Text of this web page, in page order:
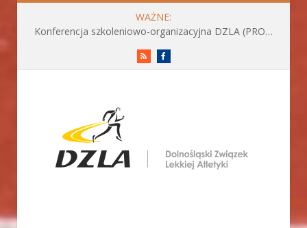
WAŻNE:
Konferencja szkoleniowo-organizacyjna DZLA (PROGRAM już do pobrania)
RSS